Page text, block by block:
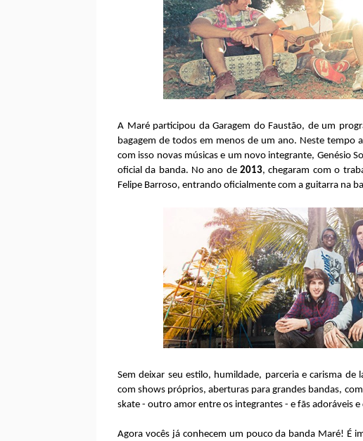
A Maré participou da Garagem do Faustão, de um
bagagem de todos em menos de um ano. Neste tempo
com isso novas músicas e um novo integrante, Genésio
oficial da banda. No ano de2013, chegaram com o
Felipe Barroso, entrando oficialmente com a guitarra na
Sem deixar seu estilo, humildade, parceria e carisma
com shows próprios, aberturas para grandes bandas,
skate - outro amor entre os integrantes - e fãs adoráveis e
Agora vocês já conhecem um pouco da banda Maré! É